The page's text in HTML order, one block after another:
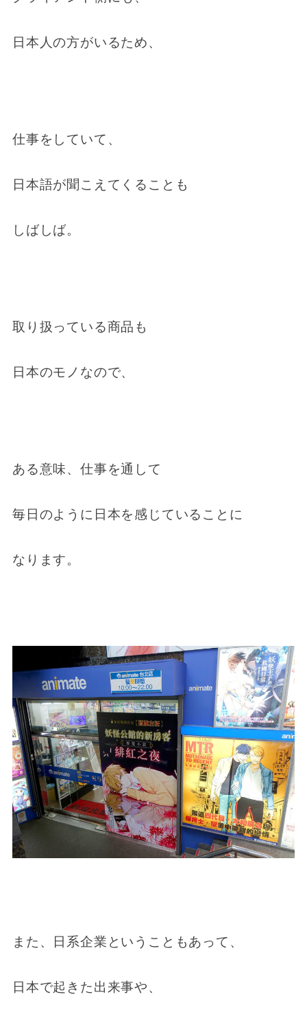
日本人の方がいるため、
仕事をしていて、
日本語が聞こえてくることも
しばしば。
取り扱っている商品も
日本のモノなので、
ある意味、仕事を通して
毎日のように日本を感じていることに
なります。
また、日系企業ということもあって、
日本で起きた出来事や、